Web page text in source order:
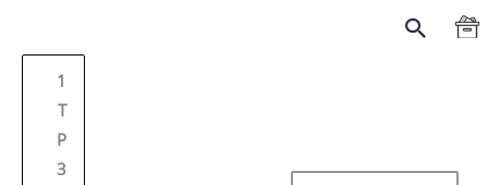
搜
1
T
P
3